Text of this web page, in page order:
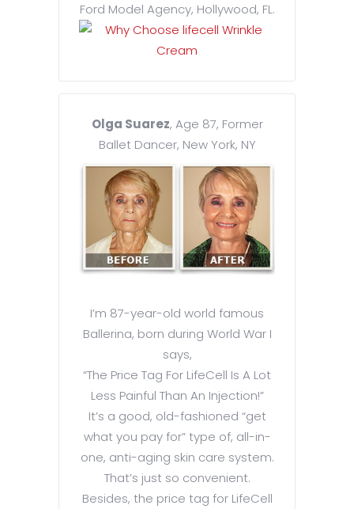
Ford Model Agency, Hollywood, FL.
Olga Suarez, Age 87, Former
Ballet Dancer, New York, NY
I’m 87-year-old world famous
Ballerina, born during World War I
says,
“The Price Tag For LifeCell Is A Lot
Less Painful Than An Injection!”
It’s a good, old-fashioned “get
what you pay for” type of, all-in-
one, anti-aging skin care system.
That’s just so convenient.
Besides, the price tag for LifeCell